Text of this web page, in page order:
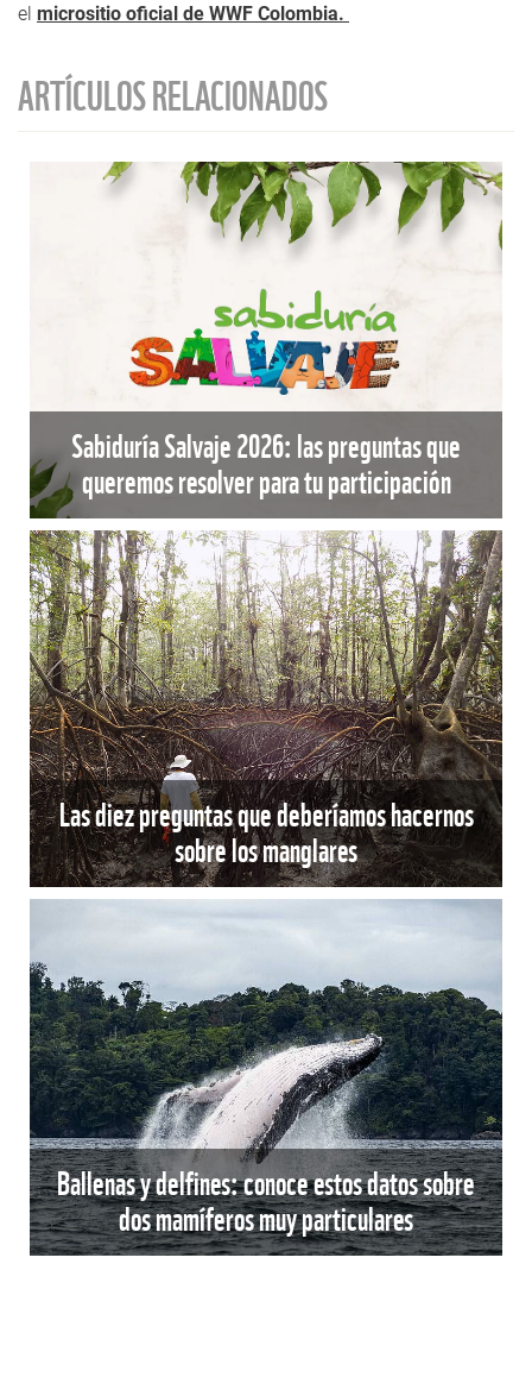
el micrositio oficial de WWF Colombia.
ARTÍCULOS RELACIONADOS
Sabiduría Salvaje 2026: las preguntas que
queremos resolver para tu participación
Las diez preguntas que deberíamos hacernos
sobre los manglares
Ballenas y delfines: conoce estos datos sobre
dos mamíferos muy particulares